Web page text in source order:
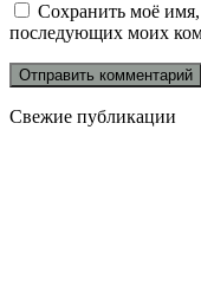
Сохранить моё имя,
последующих моих
Свежие публикации